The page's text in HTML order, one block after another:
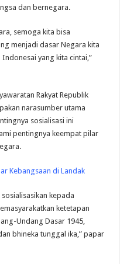
dan bernegara.
semoga kita bisa
menjadi dasar Negara kita
yang kita cintai,”
Rakyat Republik
narasumber utama
sosialisasi ini
pentingnya keempat pilar
Kebangsaan di Landak
sosialisasikan kepada
ketetapan
Undang Dasar 1945,
bhineka tunggal ika,” papar